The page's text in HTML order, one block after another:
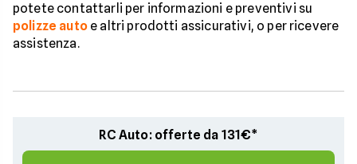
potete contattarli per informazioni e preventivi su
polizze autoe altri prodotti assicurativi, o per ricevere
assistenza.
RC Auto: offerte da 131€*